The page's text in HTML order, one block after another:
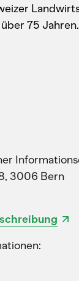
75 Jahren.
3006 Bern